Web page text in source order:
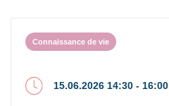
Connaissance de vie
15.06.2026 14:30 - 16:00